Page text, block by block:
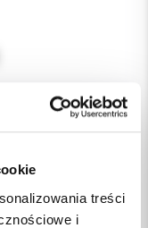
treści
i